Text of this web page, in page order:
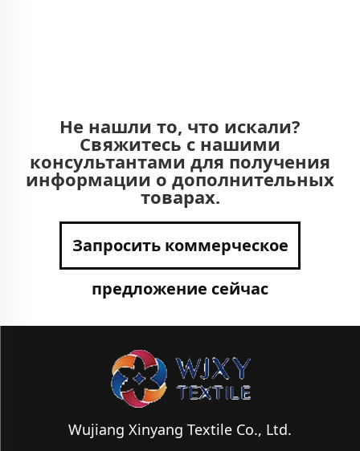
Не нашли то, что искали?
Свяжитесь с нашими
консультантами для получения
информации о дополнительных
товарах.
Запросить коммерческое
предложение сейчас
Wujiang Xinyang Textile Co., Ltd.